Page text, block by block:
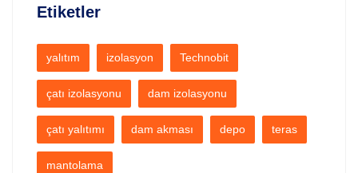
Etiketler
yalıtım izolasyon Technobit
çatı izolasyonu dam izolasyonu
çatı yalıtımı dam akması depo teras
mantolama